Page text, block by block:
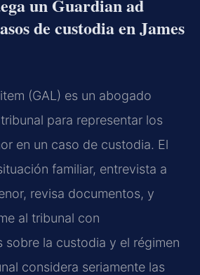
un Guardian ad
de custodia en James
(GAL) es un abogado
para representar los
en un caso de custodia. El
familiar, entrevista a
revisa documentos, y
al tribunal con
sobre la custodia y el régimen
considera seriamente las